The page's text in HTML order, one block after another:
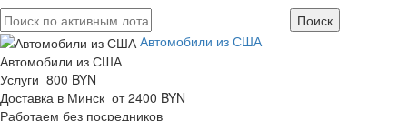
Автомобили из США
Автомобили из США
Услуги 800 BYN
Доставка в Минск от 2400 BYN
Работаем без посредников